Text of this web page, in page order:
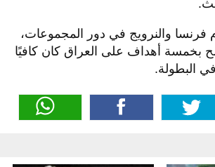
فرنسا والنرويج في دور المجموعات،
بخمسة أهداف على العراق كان كافيًا
البطولة.